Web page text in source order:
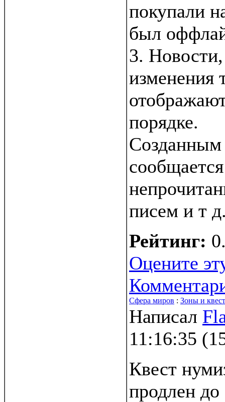
покупали
был
3.
изменения
порядке.
писем и т
Рейтинг:
Оцените
Сфера миров : Зоны и
Написал
11:16:35 (
Квест
продлен до